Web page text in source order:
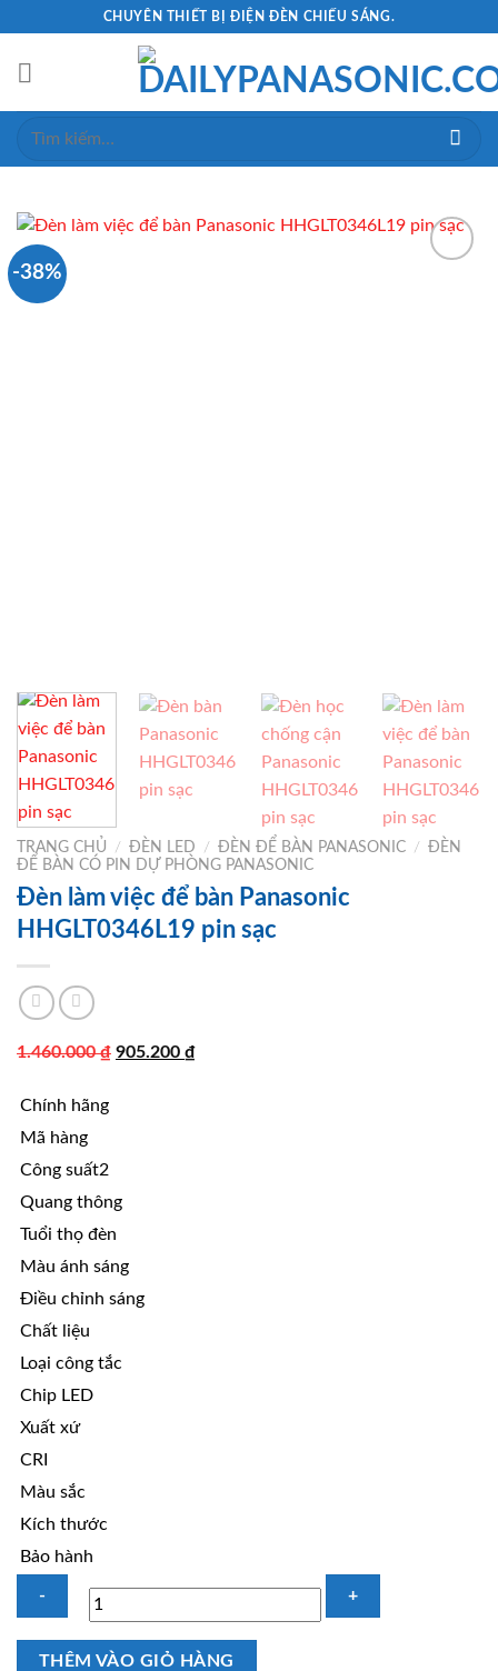
content
CHUYÊN THIẾT BỊ ĐIỆN ĐÈN CHIẾU SÁNG.
Tìm
-38%
TRANG CHỦ / ĐÈN LED / ĐÈN ĐỂ BÀN PANASONIC /
ĐÈN
ĐỂ BÀN CÓ PIN DỰ PHÒNG PANASONIC
Đèn làm việc để bàn Panasonic
HHGLT0346L19 pin sạc
1.460.000₫ Giá
905.200 ₫Giá
Chính hãng
Mã hàng
Công suất2
Quang thông
Tuổi thọ đèn
Màu ánh sáng
Điều chỉnh sáng
Chất liệu
Loại công tắc
Chip LED
Xuất xứ
CRI
Màu sắc
Kích thước
Bảo hành
Đèn
THÊM VÀO GIỎ HÀNG